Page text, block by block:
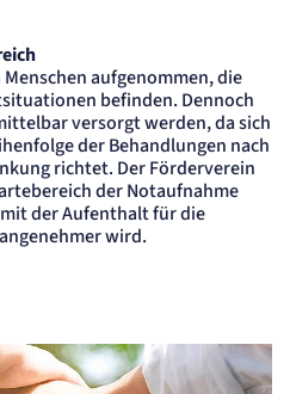
aufgenommen, die
befinden. Dennoch
versorgt werden, da sich
der Behandlungen nach
richtet. Der Förderverein
der Notaufnahme
der Aufenthalt für die
wird.